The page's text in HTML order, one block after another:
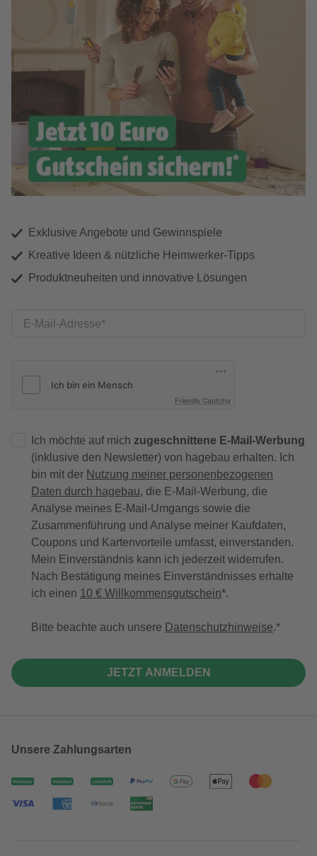
Exklusive Angebote und Gewinnspiele
Kreative Ideen & nützliche Heimwerker-Tipps
Produktneuheiten und innovative Lösungen
E-Mail-Adresse
Friendly Captcha
Ich möchte auf mich zugeschnittene E-Mail-Werbung
(inklusive den Newsletter) von hagebau erhalten. Ich
bin mit der Nutzung meiner personenbezogenen
Daten durch hagebau, die E-Mail-Werbung, die
Analyse meines E-Mail-Umgangs sowie die
Zusammenführung und Analyse meiner Kaufdaten,
Coupons und Kartenvorteile umfasst, einverstanden.
Mein Einverständnis kann ich jederzeit widerrufen.
Nach Bestätigung meines Einverständnisses erhalte
ich einen 10 € Willkommensgutschein*.
Bitte beachte auch unsere Datenschutzhinweise.
JETZT ANMELDEN
Unsere Zahlungsarten